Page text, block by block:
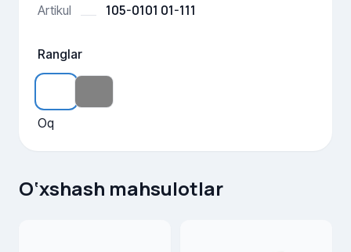
Artikul 105-0101 01-111
Ranglar
Oq
O‘xshash mahsulotlar